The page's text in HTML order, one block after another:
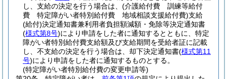
し、支給の決定を行う場合は、 (介護給付費 訓練等給付
費 特定障がい者特別給付費 地域相談支援給付費)支給
(給付)決定通知書兼利用者負担額減額・免除等決定通知書
(様式第8号)により申請をした者に通知するとともに、特定
障がい者特別給付費支給額及び支給期間を受給者証に記載
し、不支給の決定を行う場合は、却下決定通知書(様式第11
号)により申請をした者に通知するものとする。
(特定障がい者特別給付費の変更申請等)